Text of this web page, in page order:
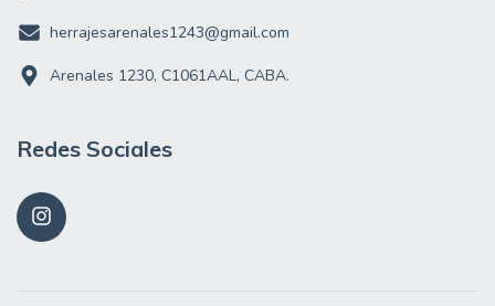
herrajesarenales1243@gmail.com
Arenales 1230, C1061AAL, CABA.
Redes Sociales